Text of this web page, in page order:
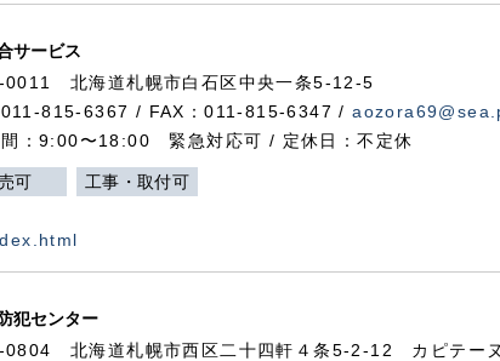
サービス
0011 北海道札幌市白石区中央一条5-12-5
011-815-6367 / FAX：011-815-6347 /
間：9:00〜18:00 緊急対応可 / 定休日：不定休
可 工事・取付可
犯センター
0804 北海道札幌市西区二十四軒４条5-2-12 カピテー